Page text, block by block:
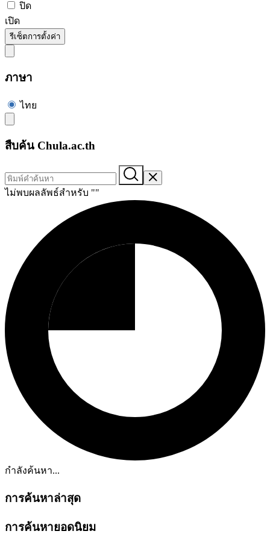
ปิด
เปิด
รีเซ็ตการตั้งค่า
ภาษา
ไทย
สืบค้น Chula.ac.th
ไม่พบผลลัพธ์สำหรับ ""
กำลังค้นหา...
การค้นหาล่าสุด
การค้นหายอดนิยม